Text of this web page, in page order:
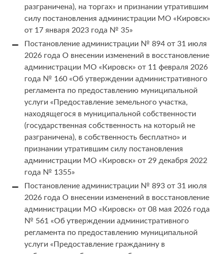
разграничена), на торгах» и признании утратившим
силу постановления администрации МО «Кировск»
от 17 января 2023 года № 35»
Постановление администрации № 894 от 31 июля
2026 года О внесении изменений в восстановление
администрации МО «Кировск» от 11 февраля 2026
года № 160 «Об утверждении административного
регламента по предоставлению муниципальной
услуги «Предоставление земельного участка,
находящегося в муниципальной собственности
(государственная собственность на который не
разграничена), в собственность бесплатно» и
признании утратившим силу постановления
администрации МО «Кировск» от 29 декабря 2022
года № 1355»
Постановление администрации № 893 от 31 июля
2026 года О внесении изменений в восстановление
администрации МО «Кировск» от 08 мая 2026 года
№ 561 «Об утверждении административного
регламента по предоставлению муниципальной
услуги «Предоставление гражданину в